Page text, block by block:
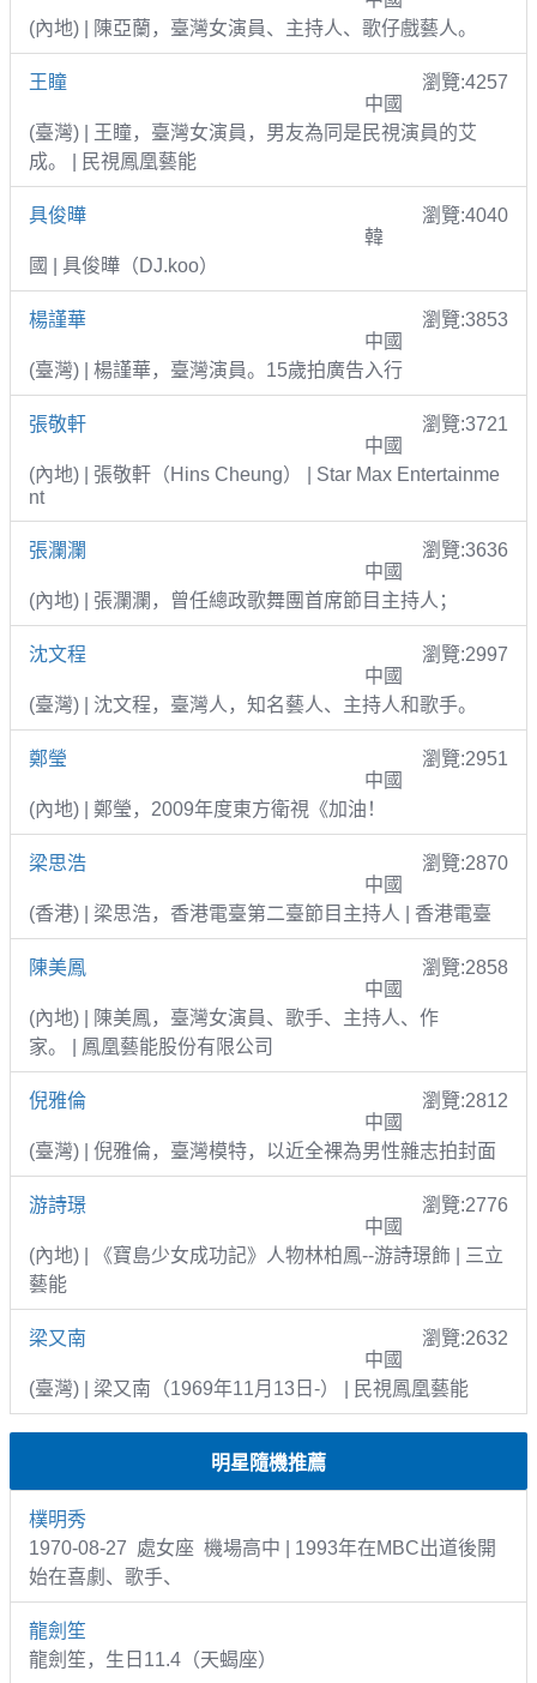
(內地) | 陳亞蘭，臺灣女演員、主持人、歌仔戲藝人。
王瞳
瀏覽:4257
中國
(臺灣) | 王瞳，臺灣女演員，男友為同是民視演員的艾
成。 | 民視鳳凰藝能
具俊曄
瀏覽:4040
韓
國 | 具俊曄（DJ.koo）
楊謹華
瀏覽:3853
中國
(臺灣) | 楊謹華，臺灣演員。15歲拍廣告入行
張敬軒
瀏覽:3721
中國
(內地) | 張敬軒（Hins Cheung） | Star Max Entertainme
nt
張瀾瀾
瀏覽:3636
中國
(內地) | 張瀾瀾，曾任總政歌舞團首席節目主持人；
沈文程
瀏覽:2997
中國
(臺灣) | 沈文程，臺灣人，知名藝人、主持人和歌手。
鄭瑩
瀏覽:2951
中國
(內地) | 鄭瑩，2009年度東方衛視《加油！
梁思浩
瀏覽:2870
中國
(香港) | 梁思浩，香港電臺第二臺節目主持人 | 香港電臺
陳美鳳
瀏覽:2858
中國
(內地) | 陳美鳳，臺灣女演員、歌手、主持人、作
家。 | 鳳凰藝能股份有限公司
倪雅倫
瀏覽:2812
中國
(臺灣) | 倪雅倫，臺灣模特，以近全裸為男性雜志拍封面
游詩璟
瀏覽:2776
中國
(內地) | 《寶島少女成功記》人物林柏鳳--游詩璟飾 | 三立
藝能
梁又南
瀏覽:2632
中國
(臺灣) | 梁又南（1969年11月13日-） | 民視鳳凰藝能
明星隨機推薦
樸明秀
1970-08-27 處女座 機場高中 | 1993年在MBC出道後開
始在喜劇、歌手、
龍劍笙
龍劍笙，生日11.4（天蝎座）